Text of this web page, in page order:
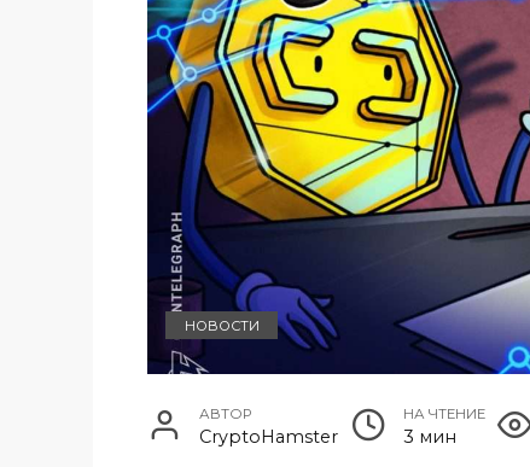
НОВОСТИ
АВТОР
CryptoHamster
НА ЧТЕНИЕ
3 мин